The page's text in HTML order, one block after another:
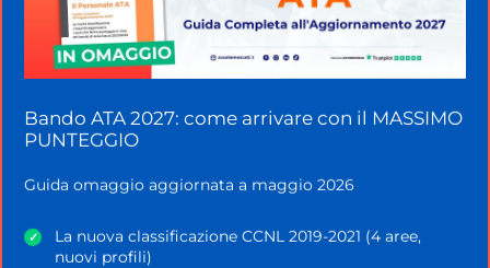
legale e neppure attestati intermedi o finali con
valore di certificazione legale.
esame di idoneità al termine di ogni percorso
scolastico, nel caso in cui vogliano trasferirsi e
completare la propria istruzione in una scuola
Questo tipo di scuole devono indicare sempre
Bando ATA 2027: come arrivare con il MASSIMO
PUNTEGGIO
Guida omaggio aggiornata a maggio 2026
✓
La nuova classificazione CCNL 2019-2021 (4 aree,
nuovi profili)